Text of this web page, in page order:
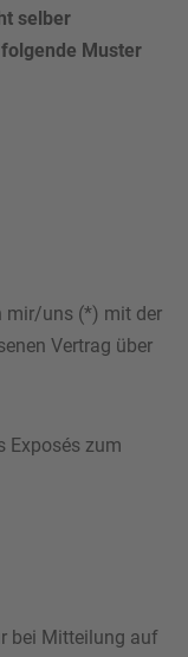
selber
Muster
mir/uns (*) mit der
Vertrag über
Exposés zum
bei Mitteilung auf